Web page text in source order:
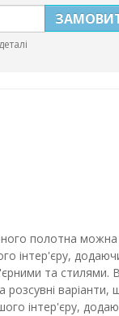
полотна
інтер'єру,
та стилями.
розсувні
інтер'єру,